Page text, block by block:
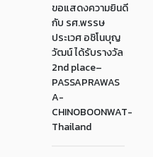
ขอแสดงความยินดี
กับ รศ.พรรษ
ประเวศ อชิโนบุญ
วัฒน์ ได้รับรางวัล
2nd place–
PASSAPRAWAS
A-
CHINOBOONWAT-
Thailand